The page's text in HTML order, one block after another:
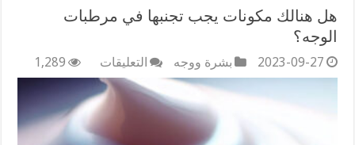
هل هنالك مكونات يجب تجنبها في مرطبات
الوجه؟
2023-09-27 بشرة ووجه التعليقات على
هل
هنالك
مكونات
يجب
تجنبها
1,289